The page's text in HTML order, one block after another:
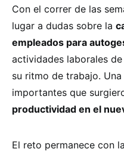
Con el correr de las
lugar a dudas sobre la
empleados para
actividades laborales
su ritmo de trabajo.
importantes que
productividad en el
El reto permanece con